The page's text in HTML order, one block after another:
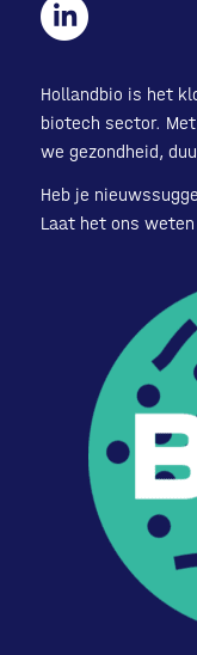
Hollandbio is het
biotech sector.
we gezondheid,
Heb je
Laat het ons